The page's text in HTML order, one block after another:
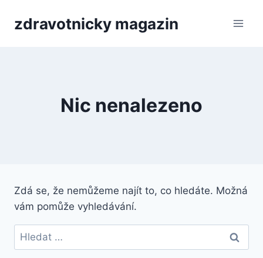
zdravotnicky magazin
Nic nenalezeno
Zdá se, že nemůžeme najít to, co hledáte. Možná
vám pomůže vyhledávání.
Vyhledávání